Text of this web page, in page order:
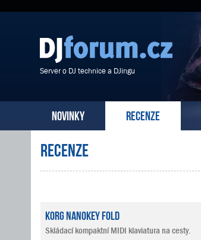
Server o DJ technice a DJingu
NOVINKY RECENZE
Recenze
KORG nanoKEY Fold
Skládací kompaktní MIDI klaviatura na cesty.